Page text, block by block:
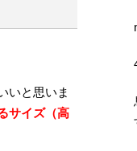
いと思いま
サイズ（高